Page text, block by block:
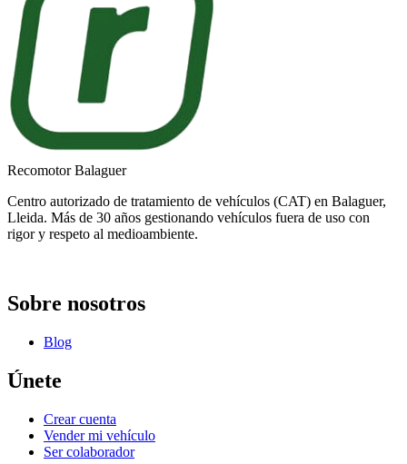
Recomotor Balaguer
Centro autorizado de tratamiento de vehículos (CAT) en Balaguer,
Lleida. Más de 30 años gestionando vehículos fuera de uso con
rigor y respeto al medioambiente.
Sobre nosotros
Blog
Únete
Crear cuenta
Vender mi vehículo
Ser colaborador